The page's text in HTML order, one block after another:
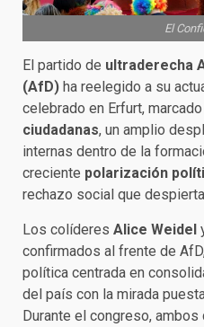
El
El partido de ultraderecha
(AfD) ha reelegido a su
celebrado en Erfurt,
ciudadanas, un amplio
internas dentro de la
creciente polarización
rechazo social que
Los colíderes Alice Weidel
confirmados al frente de
política centrada en
del país con la mirada
Durante el congreso,